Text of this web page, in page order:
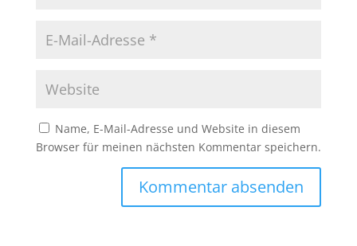
Name, E-Mail-Adresse und Website in diesem
Browser für meinen nächsten Kommentar speichern.